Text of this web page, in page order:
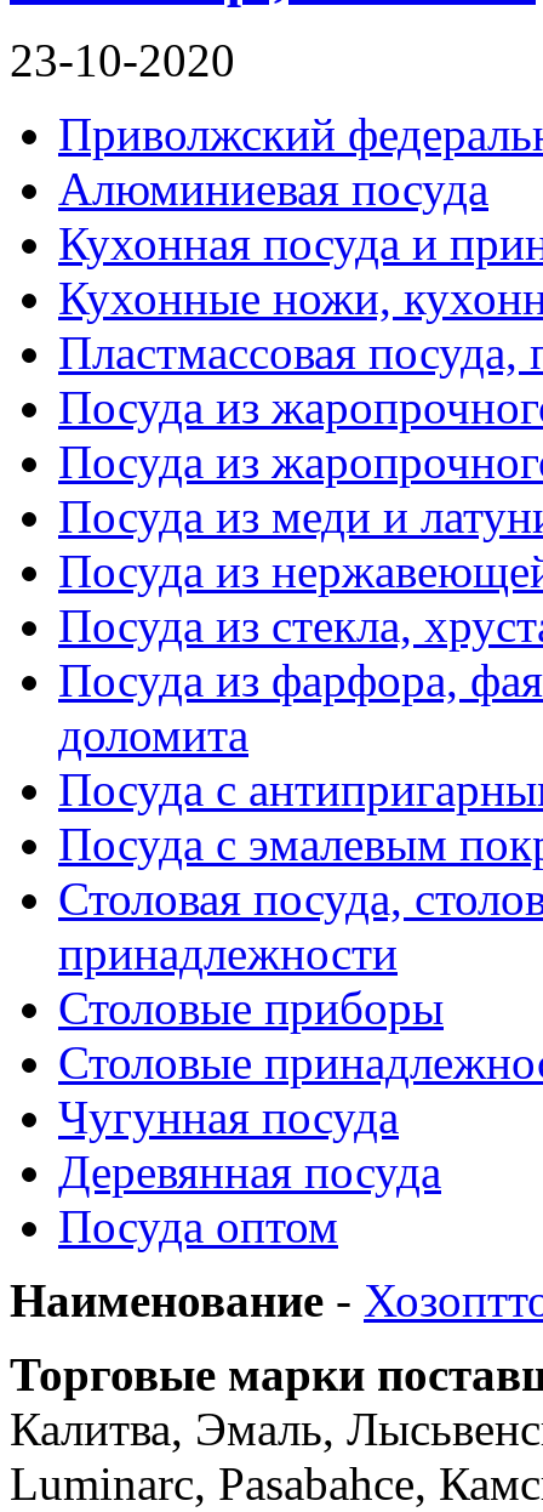
23-10-2020
Приволжский
Алюминиевая посуда
Кухонная посуда и
Кухонные ножи,
Пластмассовая
Посуда из
Посуда из
Посуда из меди и
Посуда из
Посуда из стекла,
Посуда из фарфора,
доломита
Посуда с
Посуда с эмалевым
Столовая посуда,
принадлежности
Столовые приборы
Столовые
Чугунная посуда
Деревянная посуда
Посуда оптом
Наименование -
Торговые марки
Калитва, Эмаль,
Luminarc, Pasabahce,